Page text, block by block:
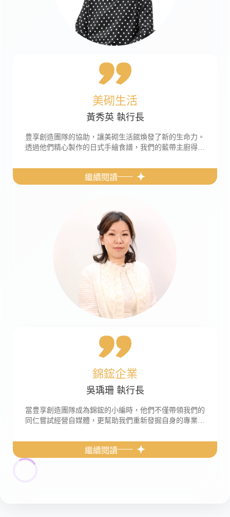
美砌生活
黃秀英 執行長
豊享創造團隊的協助，讓美砌生活館煥發了新的生命力。
透過他們精心製作的日式手繪食譜，我們的藍帶主廚得以
繼續閱讀
錦鋐企業
吳瑀珊 執行長
當豊享創造團隊成為錦鋐的小編時，他們不僅帶領我們的
同仁嘗試經營自媒體，更幫助我們重新發掘自身的專業價
繼續閱讀